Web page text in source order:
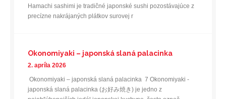
Hamachi sashimi je tradičné japonské sushi pozostávajúce z
precízne nakrájaných plátkov surovej r
Okonomiyaki – japonská slaná palacinka
2. apríla 2026
Okonomiyaki – japonská slaná palacinka 7 Okonomiyaki -
japonská slaná palacinka (お好み焼き) je jedno z